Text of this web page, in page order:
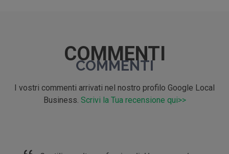
COMMENTI
COMMENTI
I vostri commenti arrivati nel nostro profilo Google Local
Business. Scrivi la Tua recensione qui>>